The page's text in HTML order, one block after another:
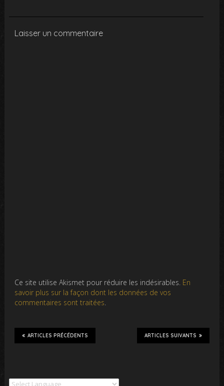
Laisser un commentaire
Ce site utilise Akismet pour réduire les indésirables. En
savoir plus sur la façon dont les données de vos
commentaires sont traitées.
ARTICLES SUIVANTS
ARTICLES PRÉCÉDENTS